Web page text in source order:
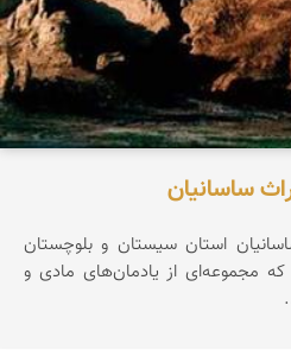
ساسانیان
قلعه تاریخی (بمپور) میراث ساسانیان استان سیستان و بلوچستان
مجموعه‌ای از یادمان‌های مادی و